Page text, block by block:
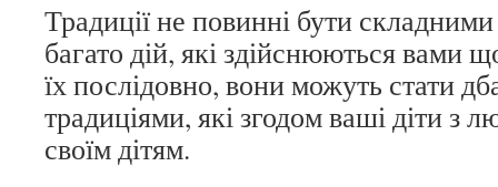
Традиції не повинні бути
багато дій, які здійснюються вами
їх послідовно, вони можуть стати
традиціями, які згодом ваші діти з
своїм дітям.